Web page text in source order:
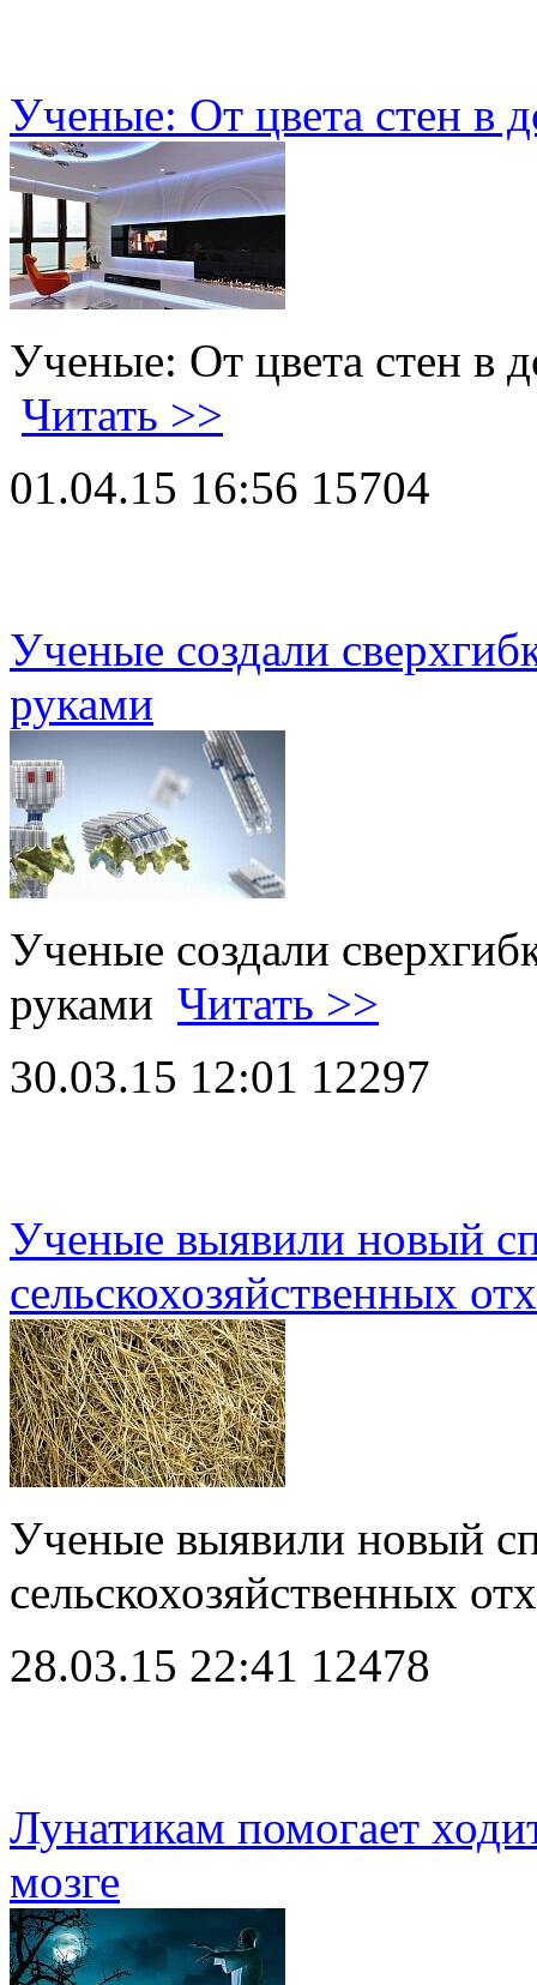
Ученые: От цвета стен в
Ученые: От цвета стен в
Читать >>
01.04.15 16:56 15704
Ученые создали
руками
Ученые создали
руками Читать >>
30.03.15 12:01 12297
Ученые выявили новый
сельскохозяйственных
Ученые выявили новый
сельскохозяйственных
28.03.15 22:41 12478
Лунатикам помогает
мозге